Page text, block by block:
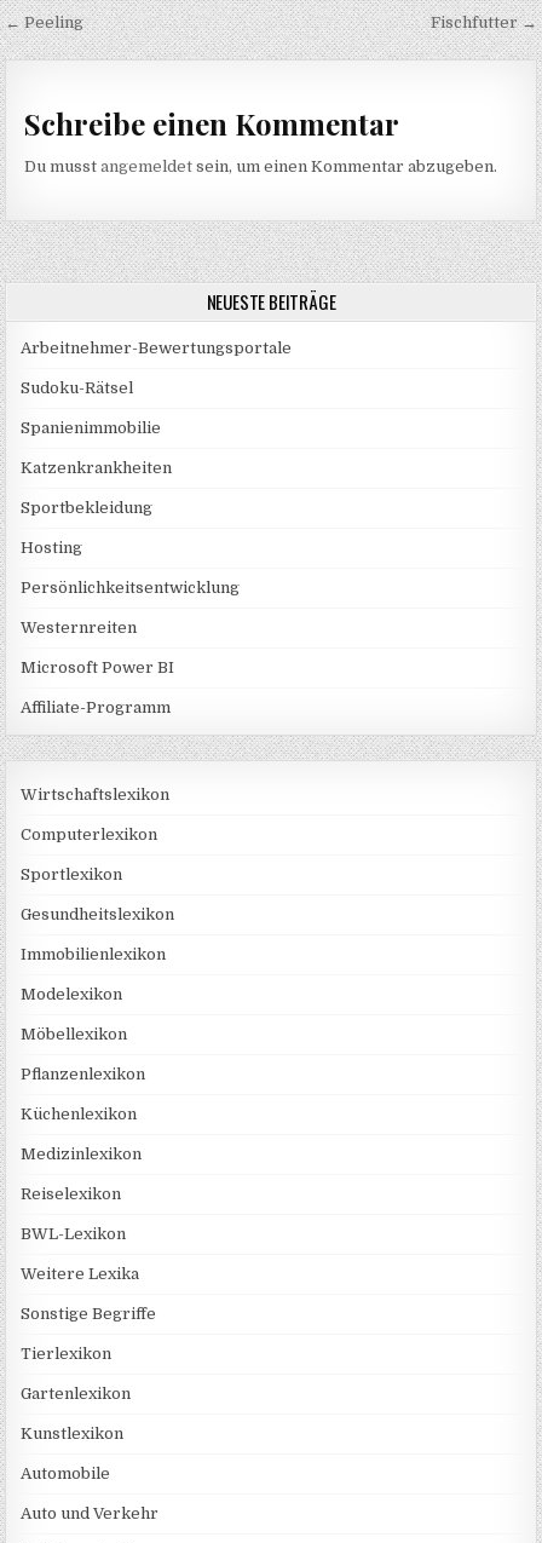
Beitragsnavigation
← Peeling Fischfutter →
Schreibe einen Kommentar
Du musstangemeldet sein, um einen Kommentar abzugeben.
NEUESTE BEITRÄGE
Arbeitnehmer-Bewertungsportale
Sudoku-Rätsel
Spanienimmobilie
Katzenkrankheiten
Sportbekleidung
Hosting
Persönlichkeitsentwicklung
Westernreiten
Microsoft Power BI
Affiliate-Programm
Wirtschaftslexikon
Computerlexikon
Sportlexikon
Gesundheitslexikon
Immobilienlexikon
Modelexikon
Möbellexikon
Pflanzenlexikon
Küchenlexikon
Medizinlexikon
Reiselexikon
BWL-Lexikon
Weitere Lexika
Sonstige Begriffe
Tierlexikon
Gartenlexikon
Kunstlexikon
Automobile
Auto und Verkehr